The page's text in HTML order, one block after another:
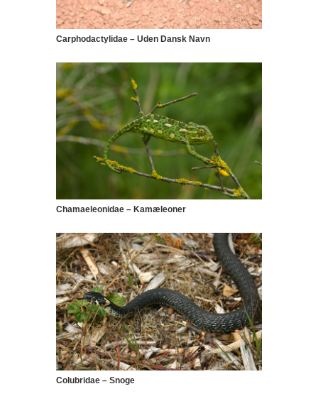
Carphodactylidae – Uden Dansk Navn
Chamaeleonidae – Kamæleoner
Colubridae – Snoge